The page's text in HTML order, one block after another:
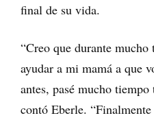
final de su vida.
“Creo que durante
ayudar a mi mamá a que
antes, pasé mucho
contó Eberle.